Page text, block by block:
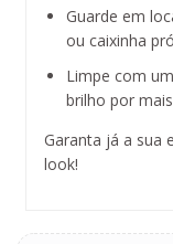
Guarde em
ou caixinha
Limpe com
brilho por
Garanta já a sua
look!